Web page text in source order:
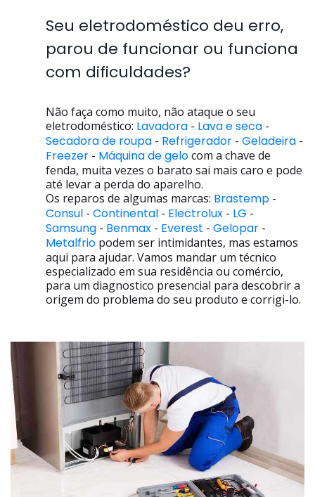
Seu eletrodoméstico deu erro,
parou de funcionar ou funciona
com dificuldades?
Não faça como muito, não ataque o seu
eletrodoméstico: Lavadora - Lava e seca -
Secadora de roupa - Refrigerador - Geladeira -
Freezer - Máquina de gelocom a chave de
fenda, muita vezes o barato sai mais caro e pode
até levar a perda do aparelho.
Os reparos de algumas marcas: Brastemp -
Consul - Continental - Electrolux - LG -
Samsung - Benmax - Everest - Gelopar -
Metalfrio podem ser intimidantes, mas estamos
aqui para ajudar. Vamos mandar um técnico
especializado em sua residência ou comércio,
para um diagnostico presencial para descobrir a
origem do problema do seu produto e corrigi-lo.